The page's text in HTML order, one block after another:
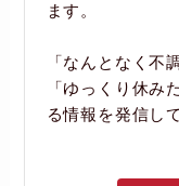
ます。
「なんとなく不
「ゆっくり休
る情報を発信し